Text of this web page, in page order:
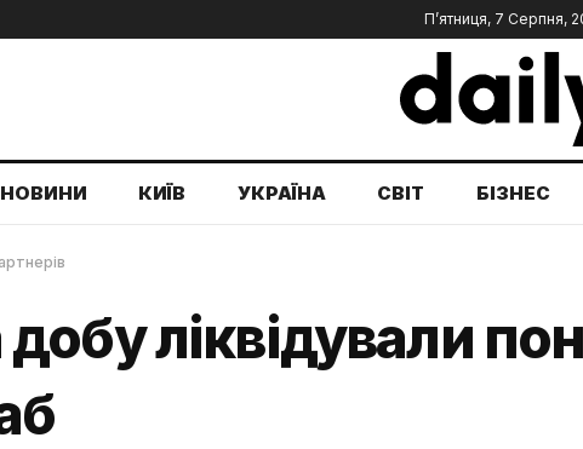
П’ятниця, 7 Серпня,
НОВИНИ КИЇВ УКРАЇНА СВІТ БІЗНЕС
ліквідували